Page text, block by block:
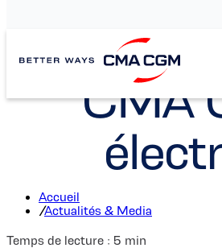
CMA
Accueil
/Actualités & Media
Temps de lecture : 5 min